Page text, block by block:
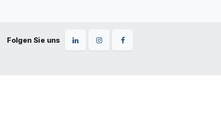
Folgen Sie uns